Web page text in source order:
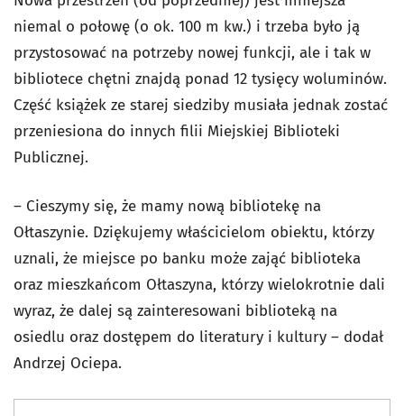
niemal o połowę (o ok. 100 m kw.) i trzeba było ją
przystosować na potrzeby nowej funkcji, ale i tak w
bibliotece chętni znajdą ponad 12 tysięcy woluminów.
Część książek ze starej siedziby musiała jednak zostać
przeniesiona do innych filii Miejskiej Biblioteki
Publicznej.
– Cieszymy się, że mamy nową bibliotekę na
Ołtaszynie. Dziękujemy właścicielom obiektu, którzy
uznali, że miejsce po banku może zająć biblioteka
oraz mieszkańcom Ołtaszyna, którzy wielokrotnie dali
wyraz, że dalej są zainteresowani biblioteką na
osiedlu oraz dostępem do literatury i kultury – dodał
Andrzej Ociepa.